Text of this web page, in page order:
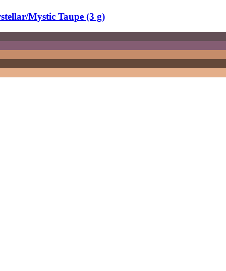
Mystic Taupe (3 g)